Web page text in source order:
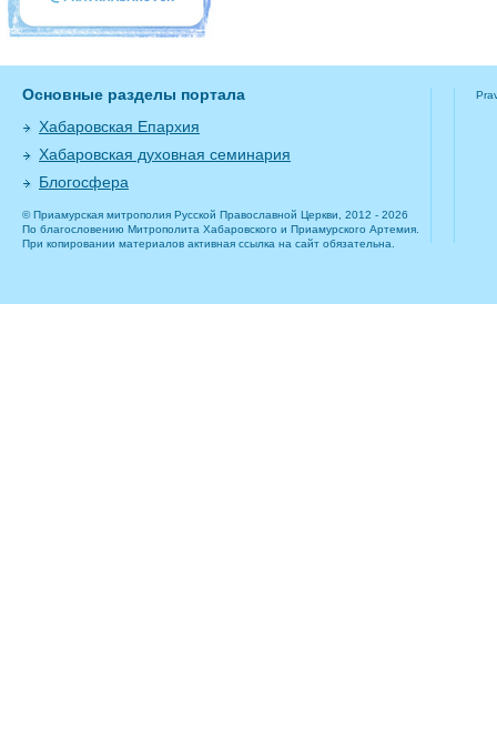
Основные разделы портала
Хабаровская Епархия
Хабаровская духовная семинария
Блогосфера
© Приамурская митрополия Русской Православной Церкви, 2012 - 2026
По благословению Митрополита Хабаровского и Приамурского Артемия.
При копировании материалов активная ссылка на сайт обязательна.